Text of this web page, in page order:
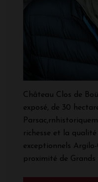
Château Clos de
exposé, de 30
richesse et la
exceptionnels
proximité de Grands